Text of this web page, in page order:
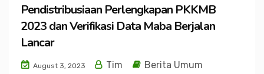
Pendistribusiaan Perlengkapan PKKMB
2023 dan Verifikasi Data Maba Berjalan
Lancar
August 3, 2023 Tim Berita Umum